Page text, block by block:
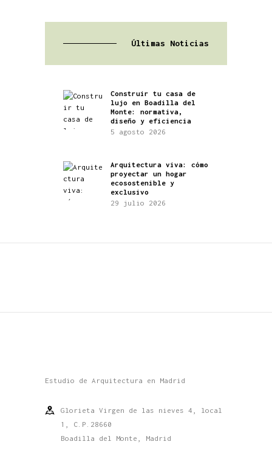
Últimas Noticias
Construir tu casa de
lujo en Boadilla del
Monte: normativa,
diseño y eficiencia
5 agosto 2026
Arquitectura viva: cómo
proyectar un hogar
ecosostenible y
exclusivo
29 julio 2026
Estudio de Arquitectura en Madrid
Glorieta Virgen de las nieves 4, local
1, C.P.28660
Boadilla del Monte, Madrid